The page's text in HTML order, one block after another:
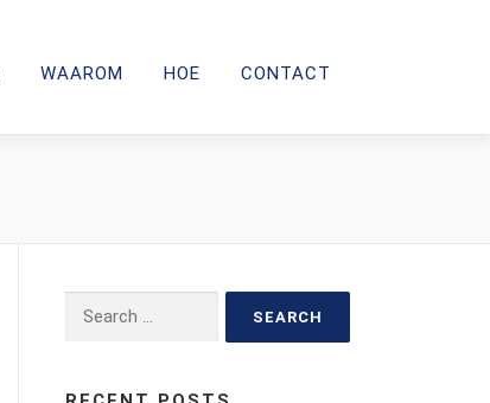
WAAROM HOE CONTACT
Search